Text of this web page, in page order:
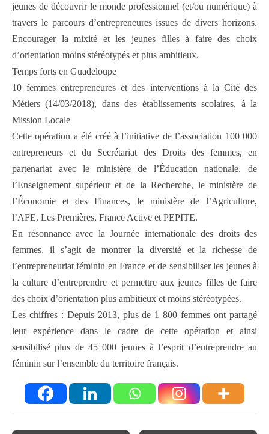
jeunes de découvrir le monde professionnel (et/ou numérique) à
travers le parcours d’entrepreneures issues de divers horizons.
Encourager la mixité et les jeunes filles à faire des choix
d’orientation moins stéréotypés et plus ambitieux.
Temps forts en Guadeloupe
10 femmes entrepreneures et des interventions à la Cité des
Métiers (14/03/2018), dans des établissements scolaires, à la
Mission Locale
Cette opération a été créé à l’initiative de l’association 100 000
entrepreneurs et du Secrétariat des Droits des femmes, en
partenariat avec le ministère de l’Éducation nationale, de
l’Enseignement supérieur et de la Recherche, le ministère de
l’Économie et des Finances, le ministère de l’Agriculture,
l’AFE, Les Premières, France Active et PEPITE.
En résonnance avec la Journée internationale des droits des
femmes, il s’agit de montrer la diversité et la richesse de
l’entrepreneuriat féminin en France et de sensibiliser les jeunes à
la culture d’entreprendre et permettre aux jeunes filles de faire
des choix d’orientation plus ambitieux et moins stéréotypées.
Les chiffres : Depuis 2013, plus de 1 800 femmes ont partagé
leur expérience dans le cadre de cette opération et ainsi
sensibilisé plus de 45 000 jeunes à l’esprit d’entreprendre au
féminin sur l’ensemble du territoire français.